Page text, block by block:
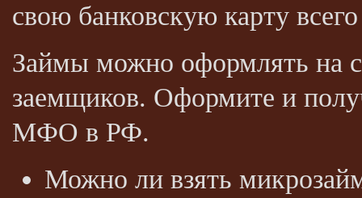
свою банковскую карту
Займы можно оформлять на
заемщиков. Оформите и
МФО в РФ.
Можно ли взять